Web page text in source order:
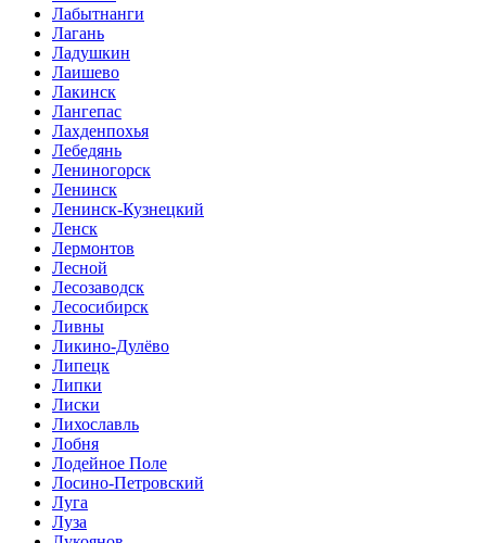
Лабытнанги
Лагань
Ладушкин
Лаишево
Лакинск
Лангепас
Лахденпохья
Лебедянь
Лениногорск
Ленинск
Ленинск-Кузнецкий
Ленск
Лермонтов
Лесной
Лесозаводск
Лесосибирск
Ливны
Ликино-Дулёво
Липецк
Липки
Лиски
Лихославль
Лобня
Лодейное Поле
Лосино-Петровский
Луга
Луза